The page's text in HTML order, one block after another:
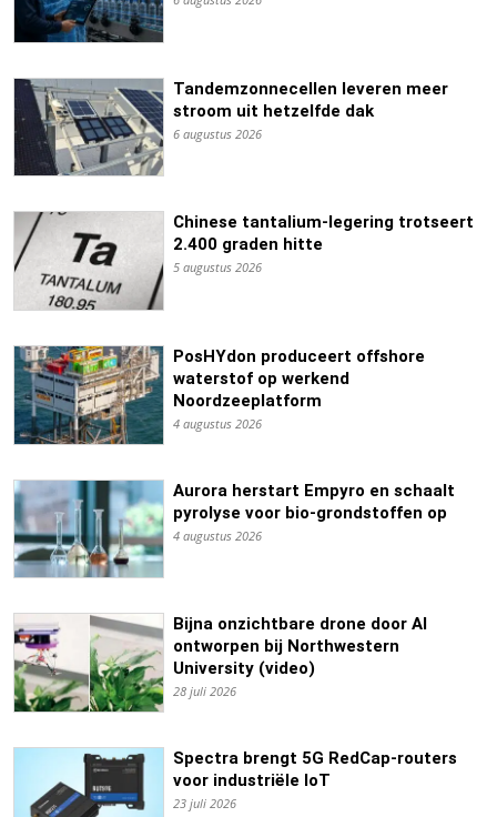
Tandemzonnecellen leveren meer
stroom uit hetzelfde dak
6 augustus 2026
Chinese tantalium-legering trotseert
2.400 graden hitte
5 augustus 2026
PosHYdon produceert offshore
waterstof op werkend
Noordzeeplatform
4 augustus 2026
Aurora herstart Empyro en schaalt
pyrolyse voor bio-grondstoffen op
4 augustus 2026
Bijna onzichtbare drone door AI
ontworpen bij Northwestern
University (video)
28 juli 2026
Spectra brengt 5G RedCap-routers
voor industriële IoT
23 juli 2026